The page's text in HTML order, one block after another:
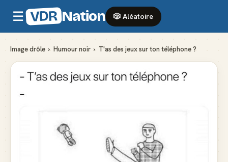
☰ VDR Nation 🎲 Aléatoire
Image drôle › Humour noir › T'as des jeux sur ton téléphone ?